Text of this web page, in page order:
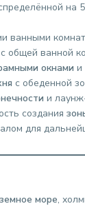
на
ванными
общей ванной
окнами и
с обеденной
и
создания
для
море,